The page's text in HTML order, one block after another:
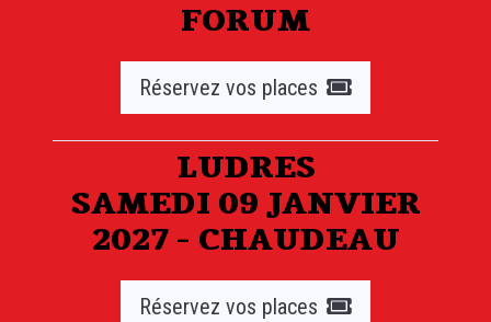
FORUM
Réservez vos places
LUDRES
SAMEDI 09 JANVIER
2027 - CHAUDEAU
Réservez vos places